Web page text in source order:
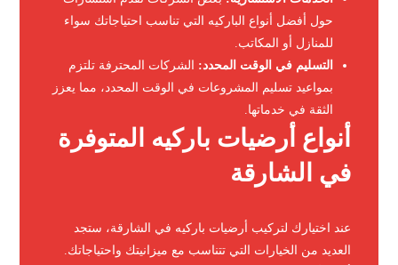
حول أفضل أنواع الباركيه التي تناسب احتياجاتك سواء
للمنازل أو المكاتب.
التسليم في الوقت المحدد: الشركات المحترفة تلتزم
بمواعيد تسليم المشروعات في الوقت المحدد، مما يعزز
الثقة في خدماتها.
أنواع أرضيات باركيه المتوفرة
في الشارقة
عند اختيارك لتركيب أرضيات باركيه في الشارقة، ستجد
العديد من الخيارات التي تتناسب مع ميزانيتك واحتياجاتك.